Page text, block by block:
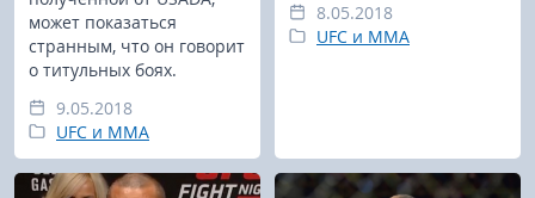
может показаться
странным, что он говорит
о титульных боях.
9.05.2018
UFC и MMA
8.05.2018
UFC и MMA